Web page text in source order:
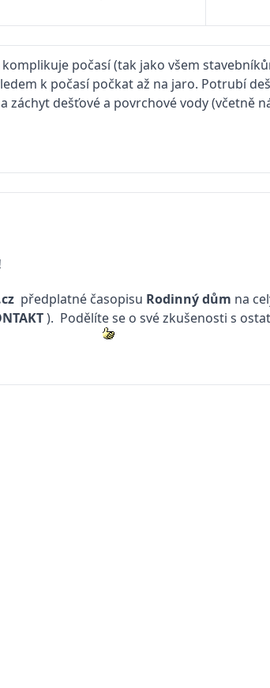
počasí (tak jako všem
k počasí počkat až na jaro. Potrubí
dešťové a povrchové vody (včetně
předplatné časopisu Rodinný dům na
). Podělíte se o své zkušenosti s